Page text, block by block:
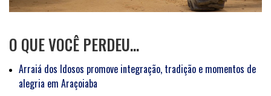
O QUE VOCÊ PERDEU…
Arraiá dos Idosos promove integração, tradição e momentos de
alegria em Araçoiaba